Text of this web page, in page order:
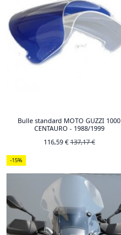
Bulle standard MOTO GUZZI 1000
CENTAURO - 1988/1999
116,59 €137,17 €
-15%